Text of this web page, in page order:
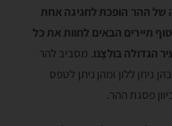
של ההר הופכת לחגיגה אחת
תיירים הבאים לחוות את כל
הגדולה בּולְצָנו. מסביב להר
ניתן ללון ומהן ניתן לטפס
פסגת ההר.